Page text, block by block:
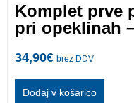
Komplet prve
pri opeklinah
34,90€ brez DDV
Dodaj v košarico